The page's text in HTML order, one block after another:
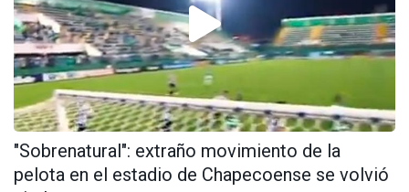
"Sobrenatural": extraño movimiento de la
pelota en el estadio de Chapecoense se volvió